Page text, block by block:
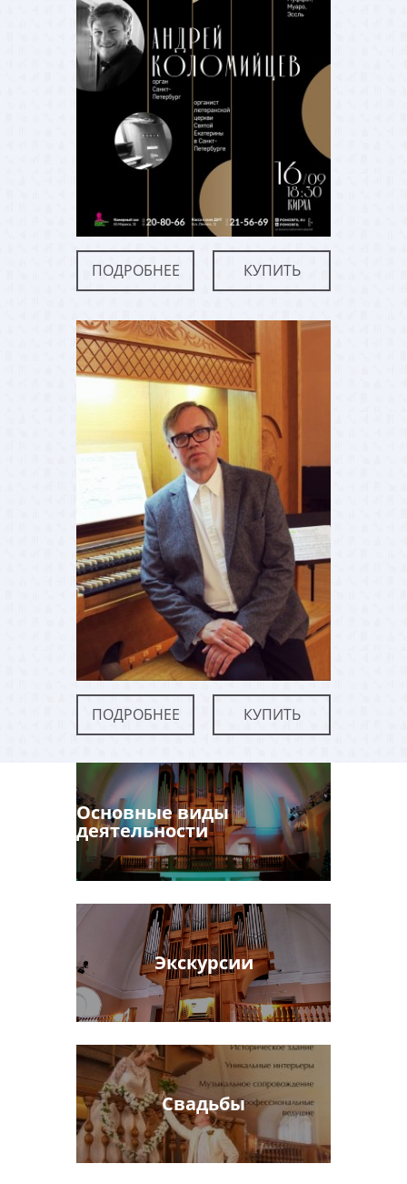
ПОДРОБНЕЕ КУПИТЬ
ПОДРОБНЕЕ КУПИТЬ
Основные виды
деятельности
Экскурсии
Свадьбы